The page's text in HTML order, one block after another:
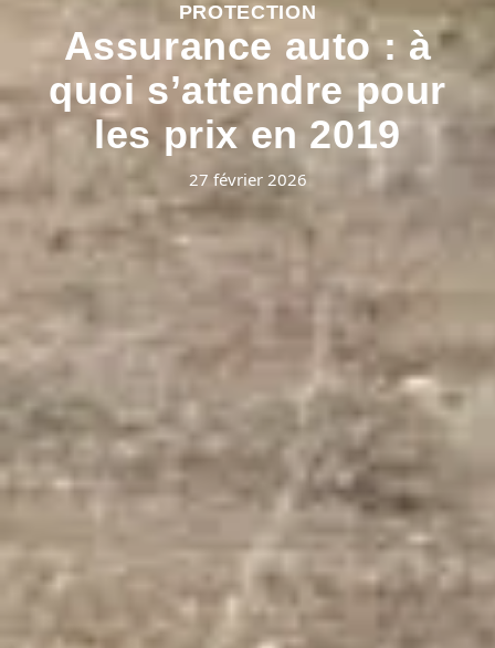
PROTECTION
Assurance auto : à
quoi s’attendre pour
les prix en 2019
27 février 2026